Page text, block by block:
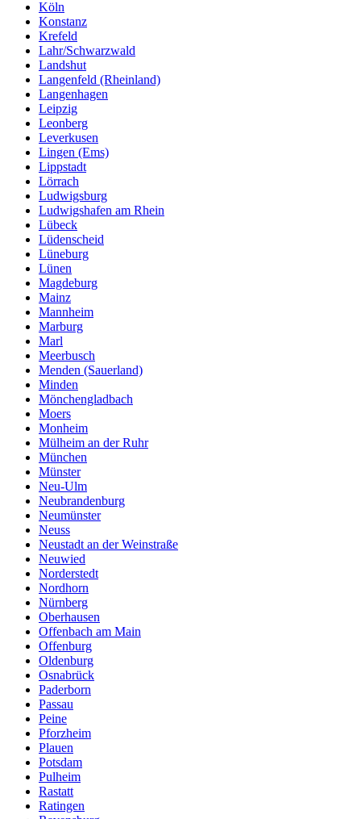
Köln
Konstanz
Krefeld
Lahr/Schwarzwald
Landshut
Langenfeld (Rheinland)
Langenhagen
Leipzig
Leonberg
Leverkusen
Lingen (Ems)
Lippstadt
Lörrach
Ludwigsburg
Ludwigshafen am Rhein
Lübeck
Lüdenscheid
Lüneburg
Lünen
Magdeburg
Mainz
Mannheim
Marburg
Marl
Meerbusch
Menden (Sauerland)
Minden
Mönchengladbach
Moers
Monheim
Mülheim an der Ruhr
München
Münster
Neu-Ulm
Neubrandenburg
Neumünster
Neuss
Neustadt an der Weinstraße
Neuwied
Norderstedt
Nordhorn
Nürnberg
Oberhausen
Offenbach am Main
Offenburg
Oldenburg
Osnabrück
Paderborn
Passau
Peine
Pforzheim
Plauen
Potsdam
Pulheim
Rastatt
Ratingen